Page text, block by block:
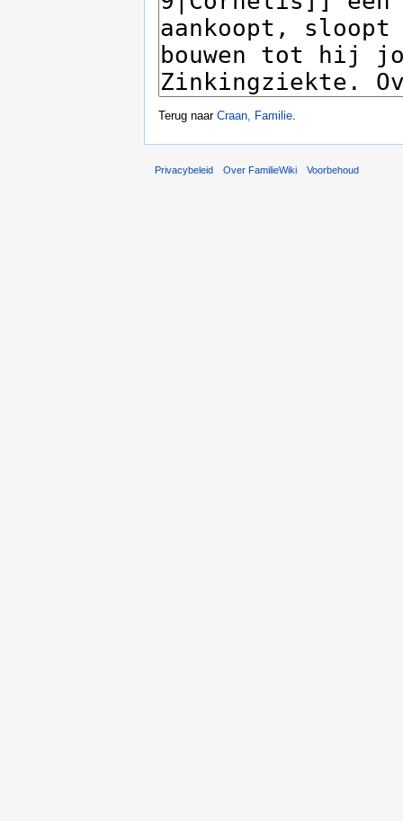
Terug naar Craan, Familie
Privacybeleid Over FamilieWiki Voorbehoud